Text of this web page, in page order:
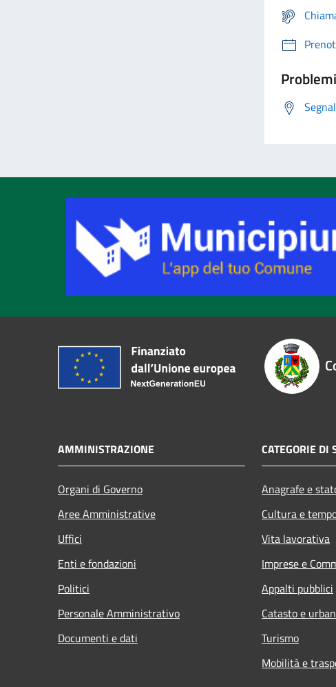
AMMINISTRAZIONE
Organi di Governo
Aree Amministrative
Uffici
Enti e fondazioni
Politici
Personale Amministrativo
Documenti e dati
CATEGORIE DI
Anagrafe e
Cultura e
Vita lavorativa
Imprese e
Appalti pubblici
Catasto e
Turismo
Mobilità e